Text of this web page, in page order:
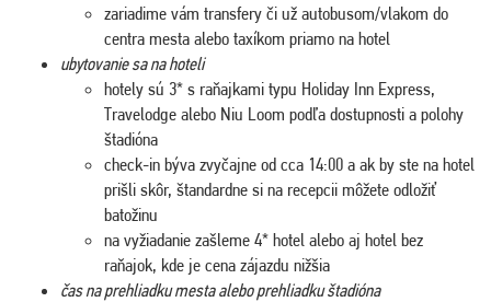
zariadime vám transfery či už autobusom/vlakom do
centra mesta alebo taxíkom priamo na hotel
ubytovanie sa na hoteli
hotely sú 3* s raňajkami typu Holiday Inn Express,
Travelodge alebo Niu Loom podľa dostupnosti a polohy
štadióna
check-in býva zvyčajne od cca 14:00 a ak by ste na hotel
prišli skôr, štandardne si na recepcii môžete odložiť
batožinu
na vyžiadanie zašleme 4* hotel alebo aj hotel bez
raňajok, kde je cena zájazdu nižšia
čas na prehliadku mesta alebo prehliadku štadióna